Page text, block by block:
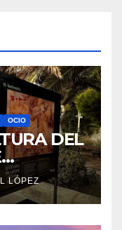
OCIO
DEL
LÓPEZ